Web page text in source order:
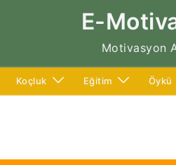
E-
Motivasyon
Koçluk Eğitim Öykü